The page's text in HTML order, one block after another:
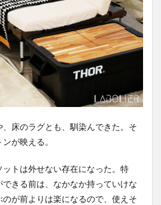
床のラグとも、馴染んできた。そ
が映える。
トは外せない存在になった。特
きる前は、なかなか持っていけな
が前よりは楽になるので、使えそ